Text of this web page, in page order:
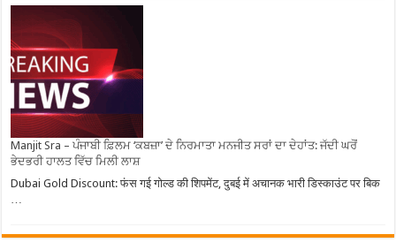
Manjit Sra – ਪੰਜਾਬੀ ਫ਼ਿਲਮ ‘ਕਬਜ਼ਾ’ ਦੇ ਨਿਰਮਾਤਾ ਮਨਜੀਤ ਸਰਾਂ ਦਾ ਦੇਹਾਂਤ: ਜੱਦੀ ਘਰੋਂ
ਭੇਦਭਰੀ ਹਾਲਤ ਵਿੱਚ ਮਿਲੀ ਲਾਸ਼
Dubai Gold Discount: फंस गई गोल्ड की शिपमेंट, दुबई में अचानक भारी डिस्काउंट पर बिक